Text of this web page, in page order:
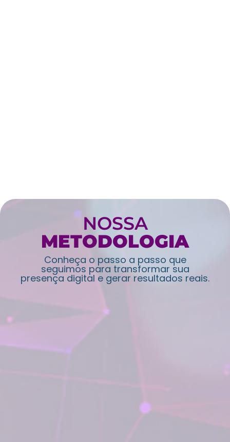
NOSSA
METODOLOGIA
Conheça o passo a passo que
seguimos para transformar sua
presença digital e gerar resultados reais.